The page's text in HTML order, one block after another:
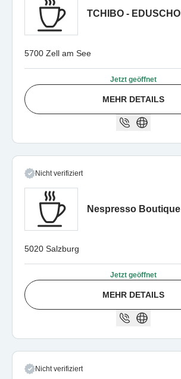
TCHIBO - EDUSCHO
5700 Zell am See
Jetzt geöffnet
MEHR DETAILS
Nicht verifiziert
Nespresso Boutique
5020 Salzburg
Jetzt geöffnet
MEHR DETAILS
Nicht verifiziert